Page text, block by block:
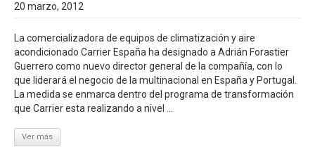
20 marzo, 2012
La comercializadora de equipos de climatización y aire
acondicionado Carrier España ha designado a Adrián Forastier
Guerrero como nuevo director general de la compañía, con lo
que liderará el negocio de la multinacional en España y Portugal.
La medida se enmarca dentro del programa de transformación
que Carrier esta realizando a nivel ...
Ver más